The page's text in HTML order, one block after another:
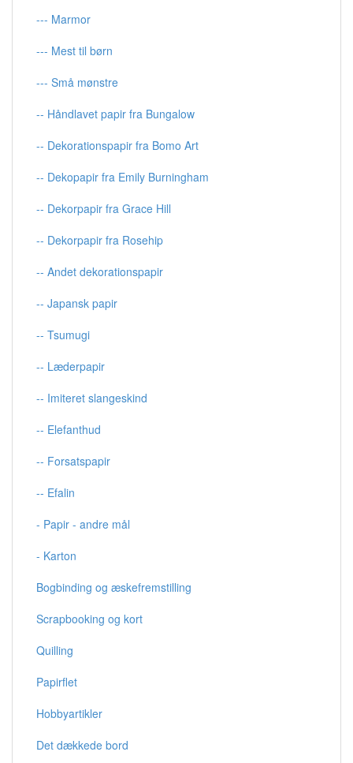
--- Marmor
--- Mest til børn
--- Små mønstre
-- Håndlavet papir fra Bungalow
-- Dekorationspapir fra Bomo Art
-- Dekopapir fra Emily Burningham
-- Dekorpapir fra Grace Hill
-- Dekorpapir fra Rosehip
-- Andet dekorationspapir
-- Japansk papir
-- Tsumugi
-- Læderpapir
-- Imiteret slangeskind
-- Elefanthud
-- Forsatspapir
-- Efalin
- Papir - andre mål
- Karton
Bogbinding og æskefremstilling
Scrapbooking og kort
Quilling
Papirflet
Hobbyartikler
Det dækkede bord